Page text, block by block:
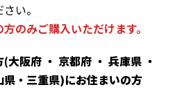
い。
のみご購入いただけます。
阪府 ・ 京都府 ・ 兵庫県 ・
・三重県)にお住まいの方